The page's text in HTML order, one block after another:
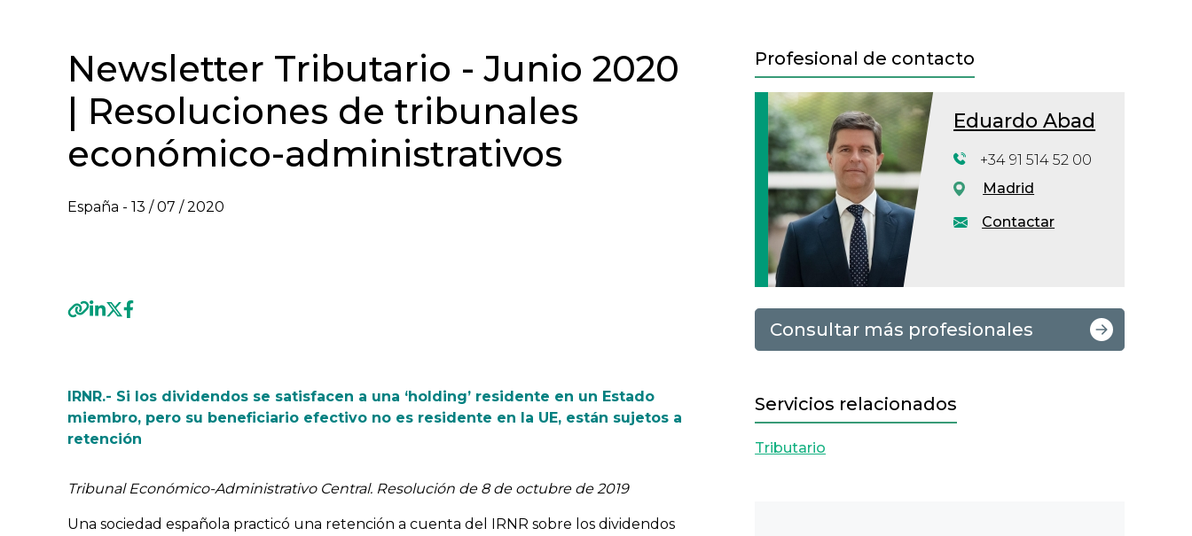
Newsletter Tributario - Junio 2020
| Resoluciones de tribunales
económico-administrativos
España - 13 / 07 / 2020
IRNR.- Si los dividendos se satisfacen a una ‘holding’ residente en un Estado
miembro, pero su beneficiario efectivo no es residente en la UE, están sujetos a
retención
Tribunal Económico-Administrativo Central. Resolución de 8 de octubre de 2019
Una sociedad española practicó una retención a cuenta del IRNR sobre los dividendos
Profesional de contacto
Eduardo Abad
Contactar
+34 91 514 52 00
Madrid
Consultar más profesionales
Servicios relacionados
Tributario